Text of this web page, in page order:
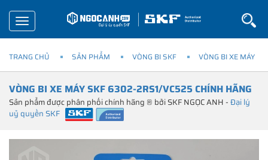
Toggle
navigation
TRANG CHỦ SẢN PHẨM VÒNG BI SKF VÒNG BI XE MÁY
VÒNG BI XE MÁY SKF 6302-2RS1/VC525 CHÍNH HÃNG
Sản phẩm được phân phối chính hãng ® bởi SKF NGỌC ANH -Đại lý
uỷ quyền SKF